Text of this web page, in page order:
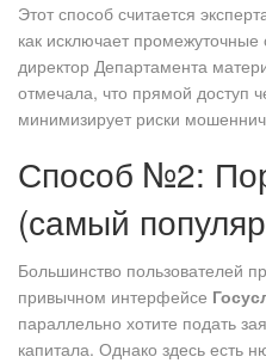
Этот способ считается
как исключает
директор Департамента
отмечала, что прямой доступ
минимизирует риски
Способ №2:
(самый
Большинство пользователей
привычном интерфейсе
параллельно хотите подать
капитала. Однако здесь есть